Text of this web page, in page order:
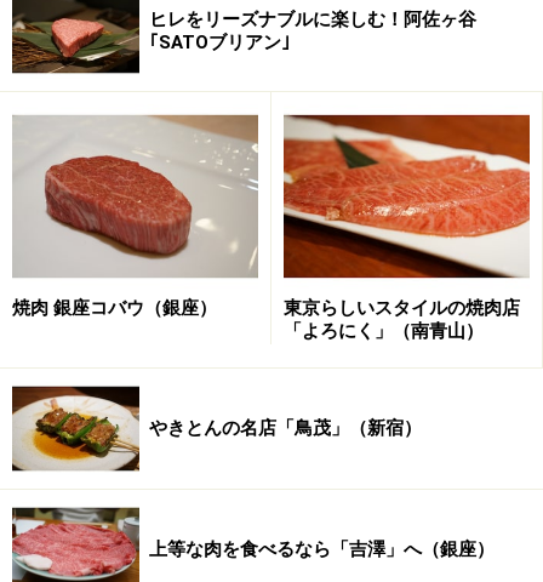
9種の塩
迷いに迷って3種の塩を選んだあとは、6種の肉盛り合わ
せが登場。黒毛和牛ですが、写真からも分かるとおり脂
の刺しは少なめの赤身肉揃い。
佐藤さんに伺ったところ、BMS（脂肪交雑）は7～8くら
いだそう。因みにA5であればBMSは8～12、A4は5～7と
基準で定められています。1ヶ月ほど枯らしたというこ
の日のお肉は、最大限に肉の味が昇華され、脂ではなく
肉そのものの味わい、旨みを堪能することが出来る美味
しいお肉でした。
お任せ肉6種盛り
ヒレをリーズナブルに楽しむ！阿佐ヶ谷
｢SATOブリアン｣
焼肉 銀座コバウ（銀座）
東京らしいスタイルの焼肉店
「よろにく」（南青山）
やきとんの名店「鳥茂」（新宿）
上等な肉を食べるなら「吉澤」へ（銀座）